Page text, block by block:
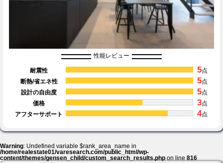
性能レビュー
耐震性 5点
断熱/省エネ性
5点
設計の自由度
5点
価格
3点
アフターサポート
4点
Warning: Undefined variable $rank_area_name in
/home/realestate01/varesearch.com/public_html/wp-
content/themes/gensen_child/custom_search_results.phpon line816